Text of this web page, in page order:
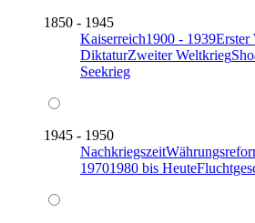
1850 - 1945
Kaiserreich1900 - 1939Erster
DiktaturZweiter Weltkrieg
Seekrieg
1945 - 1950
Nachkriegszeit
19701980 bis Heute